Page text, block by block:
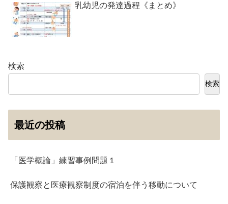
乳幼児の発達過程《まとめ》
検索
検索
最近の投稿
「医学概論」練習事例問題１
保護観察と医療観察制度の宿泊を伴う移動について